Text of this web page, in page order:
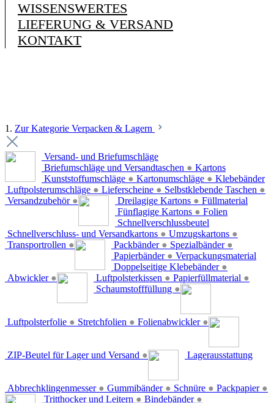
WISSENSWERTES
LIEFERUNG & VERSAND
KONTAKT
1. Zur Kategorie Verpacken & Lagern
Versand- und Briefumschläge
Briefumschläge und Versandtaschen ●
Kunststoffumschläge ● Kartonumschläge ●
Luftpolsterumschläge ● Lieferscheine ● Selbstklebende Taschen ●
Versandzubehör ●
Kartons
Dreilagige Kartons ●
Fünflagige Kartons ●
Schnellverschluss- und Versandkartons ● Umzugskartons ●
Transportrollen ●
Klebebänder
Packbänder ● Spezialbänder ●
Papierbänder ●
Doppelseitige Klebebänder ●
Abwickler ●
Füllmaterial
Luftpolsterkissen ● Papierfüllmaterial ●
Schaumstofffüllung ●
Folien
Luftpolsterfolie ● Stretchfolien ● Folienabwickler ●
Schnellverschlussbeutel
ZIP-Beutel für Lager und Versand ●
Verpackungsmaterial
Abbrechklingenmesser ● Gummibänder ● Schnüre ● Packpapier ●
Lagerausstattung
Tritthocker und Leitern ● Bindebänder ●